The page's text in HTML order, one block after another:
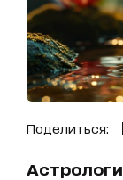
Поделиться: